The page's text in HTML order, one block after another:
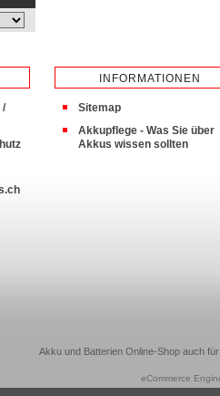
/
INFORMATIONEN
Sitemap
Akkupflege - Was Sie über
Akkus wissen sollten
Akku und Batterien Online-Shop auch
eCommerce